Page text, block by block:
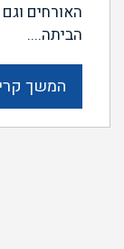
האורחים
הביתה....
המשך